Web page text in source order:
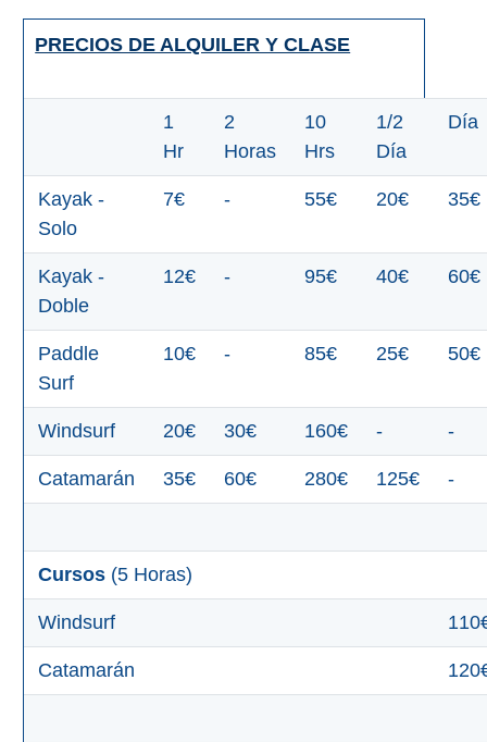
PRECIOS DE ALQUILER Y CLASE
1
Hr
2
Horas
10
Hrs
1/2
Día
Día
Kayak -
Solo
7€ - 55€ 20€ 35€
Kayak -
Doble
12€ - 95€ 40€ 60€
Paddle
Surf
10€ - 85€ 25€ 50€
Windsurf 20€ 30€ 160€ - -
Catamarán 35€ 60€ 280€ 125€ -
Cursos (5 Horas)
Windsurf
Catamarán